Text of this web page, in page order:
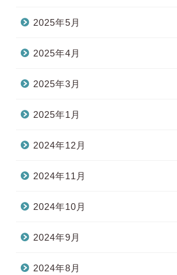
2025年5月
2025年4月
2025年3月
2025年1月
2024年12月
2024年11月
2024年10月
2024年9月
2024年8月